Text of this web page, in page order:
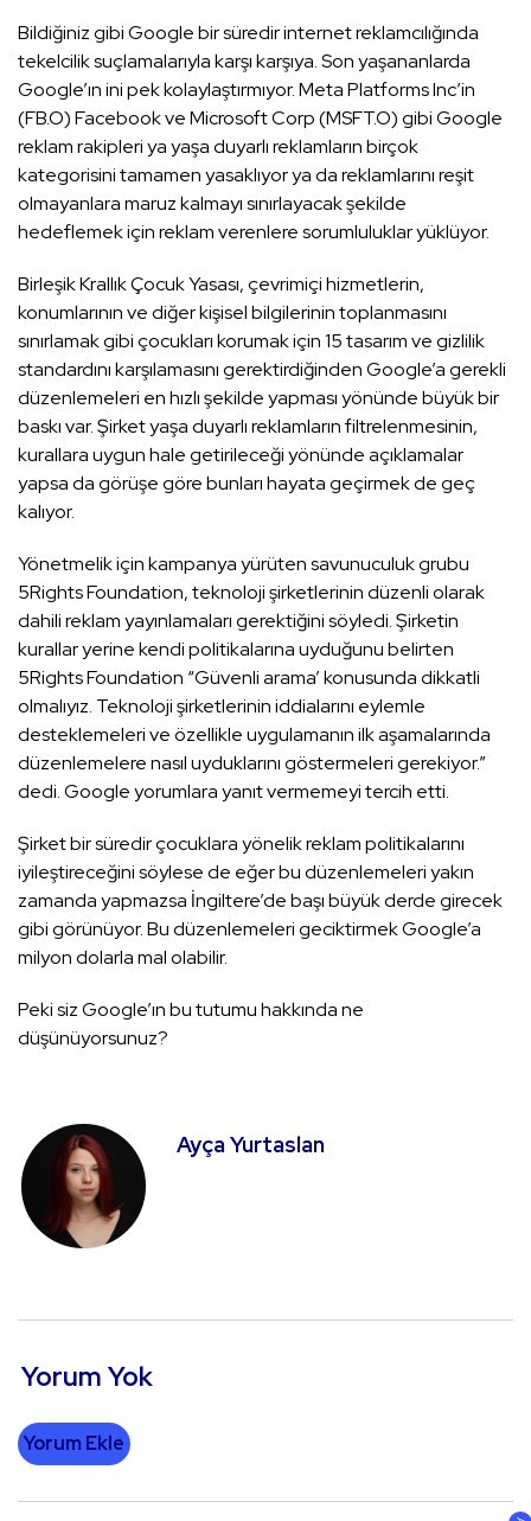
Bildiğiniz gibi Google bir süredir internet reklamcılığında
tekelcilik suçlamalarıyla karşı karşıya. Son yaşananlarda
Google’ın ini pek kolaylaştırmıyor. Meta Platforms Inc’in
(FB.O) Facebook ve Microsoft Corp (MSFT.O) gibi Google
reklam rakipleri ya yaşa duyarlı reklamların birçok
kategorisini tamamen yasaklıyor ya da reklamlarını reşit
olmayanlara maruz kalmayı sınırlayacak şekilde
hedeflemek için reklam verenlere sorumluluklar yüklüyor.
Birleşik Krallık Çocuk Yasası, çevrimiçi hizmetlerin,
konumlarının ve diğer kişisel bilgilerinin toplanmasını
sınırlamak gibi çocukları korumak için 15 tasarım ve gizlilik
standardını karşılamasını gerektirdiğinden Google’a gerekli
düzenlemeleri en hızlı şekilde yapması yönünde büyük bir
baskı var. Şirket yaşa duyarlı reklamların filtrelenmesinin,
kurallara uygun hale getirileceği yönünde açıklamalar
yapsa da görüşe göre bunları hayata geçirmek de geç
kalıyor.
Yönetmelik için kampanya yürüten savunuculuk grubu
5Rights Foundation, teknoloji şirketlerinin düzenli olarak
dahili reklam yayınlamaları gerektiğini söyledi. Şirketin
kurallar yerine kendi politikalarına uyduğunu belirten
5Rights Foundation “Güvenli arama’ konusunda dikkatli
olmalıyız. Teknoloji şirketlerinin iddialarını eylemle
desteklemeleri ve özellikle uygulamanın ilk aşamalarında
düzenlemelere nasıl uyduklarını göstermeleri gerekiyor.”
dedi. Google yorumlara yanıt vermemeyi tercih etti.
Şirket bir süredir çocuklara yönelik reklam politikalarını
iyileştireceğini söylese de eğer bu düzenlemeleri yakın
zamanda yapmazsa İngiltere’de başı büyük derde girecek
gibi görünüyor. Bu düzenlemeleri geciktirmek Google’a
milyon dolarla mal olabilir.
Peki siz Google’ın bu tutumu hakkında ne
düşünüyorsunuz?
Ayça Yurtaslan
Yorum Yok
Yorum Ekle